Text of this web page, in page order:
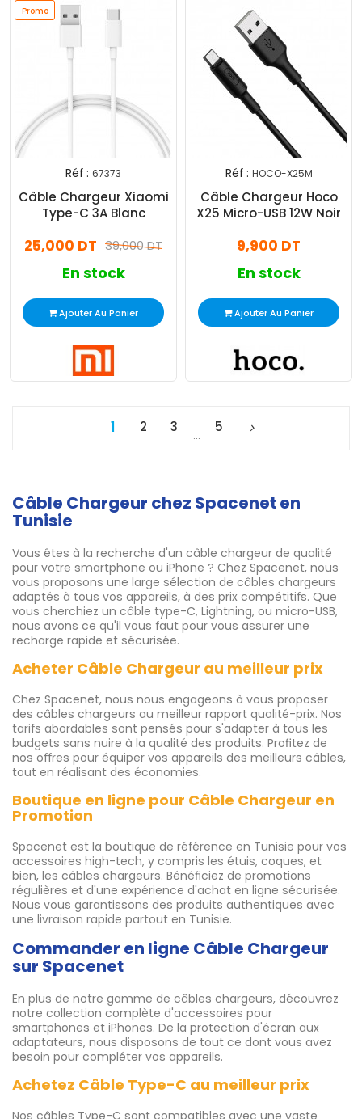
Promo
Réf : 67373
Câble Chargeur Xiaomi
Type-C 3A Blanc
39,000 DT
25,000 DT
En stock
Ajouter Au Panier
Réf : HOCO-X25M
Câble Chargeur Hoco
X25 Micro-USB 12W Noir
9,900 DT
En stock
Ajouter Au Panier
1 2 3
…
5
Câble Chargeur chez Spacenet en
Tunisie
Vous êtes à la recherche d'un câble chargeur de qualité
pour votre smartphone ou iPhone ? Chez Spacenet, nous
vous proposons une large sélection de câbles chargeurs
adaptés à tous vos appareils, à des prix compétitifs. Que
vous cherchiez un câble type-C, Lightning, ou micro-USB,
nous avons ce qu'il vous faut pour vous assurer une
recharge rapide et sécurisée.
Acheter Câble Chargeur au meilleur prix
Chez Spacenet, nous nous engageons à vous proposer
des câbles chargeurs au meilleur rapport qualité-prix. Nos
tarifs abordables sont pensés pour s'adapter à tous les
budgets sans nuire à la qualité des produits. Profitez de
nos offres pour équiper vos appareils des meilleurs câbles,
tout en réalisant des économies.
Boutique en ligne pour Câble Chargeur en
Promotion
Spacenet est la boutique de référence en Tunisie pour vos
accessoires high-tech, y compris les étuis, coques, et
bien, les câbles chargeurs. Bénéficiez de promotions
régulières et d'une expérience d'achat en ligne sécurisée.
Nous vous garantissons des produits authentiques avec
une livraison rapide partout en Tunisie.
Commander en ligne Câble Chargeur
sur Spacenet
En plus de notre gamme de câbles chargeurs, découvrez
notre collection complète d'accessoires pour
smartphones et iPhones. De la protection d'écran aux
adaptateurs, nous disposons de tout ce dont vous avez
besoin pour compléter vos appareils.
Achetez Câble Type-C au meilleur prix